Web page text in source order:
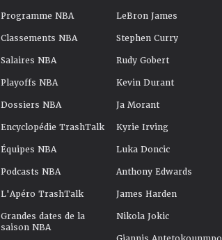
Programme NBA
Classements NBA
Salaires NBA
Playoffs NBA
Dossiers NBA
Encyclopédie TrashTalk
Équipes NBA
Podcasts NBA
L'Apéro TrashTalk
Grandes dates de la
saison NBA
LeBron James
Stephen Curry
Rudy Gobert
Kevin Durant
Ja Morant
Kyrie Irving
Luka Doncic
Anthony Edwards
James Harden
Nikola Jokic